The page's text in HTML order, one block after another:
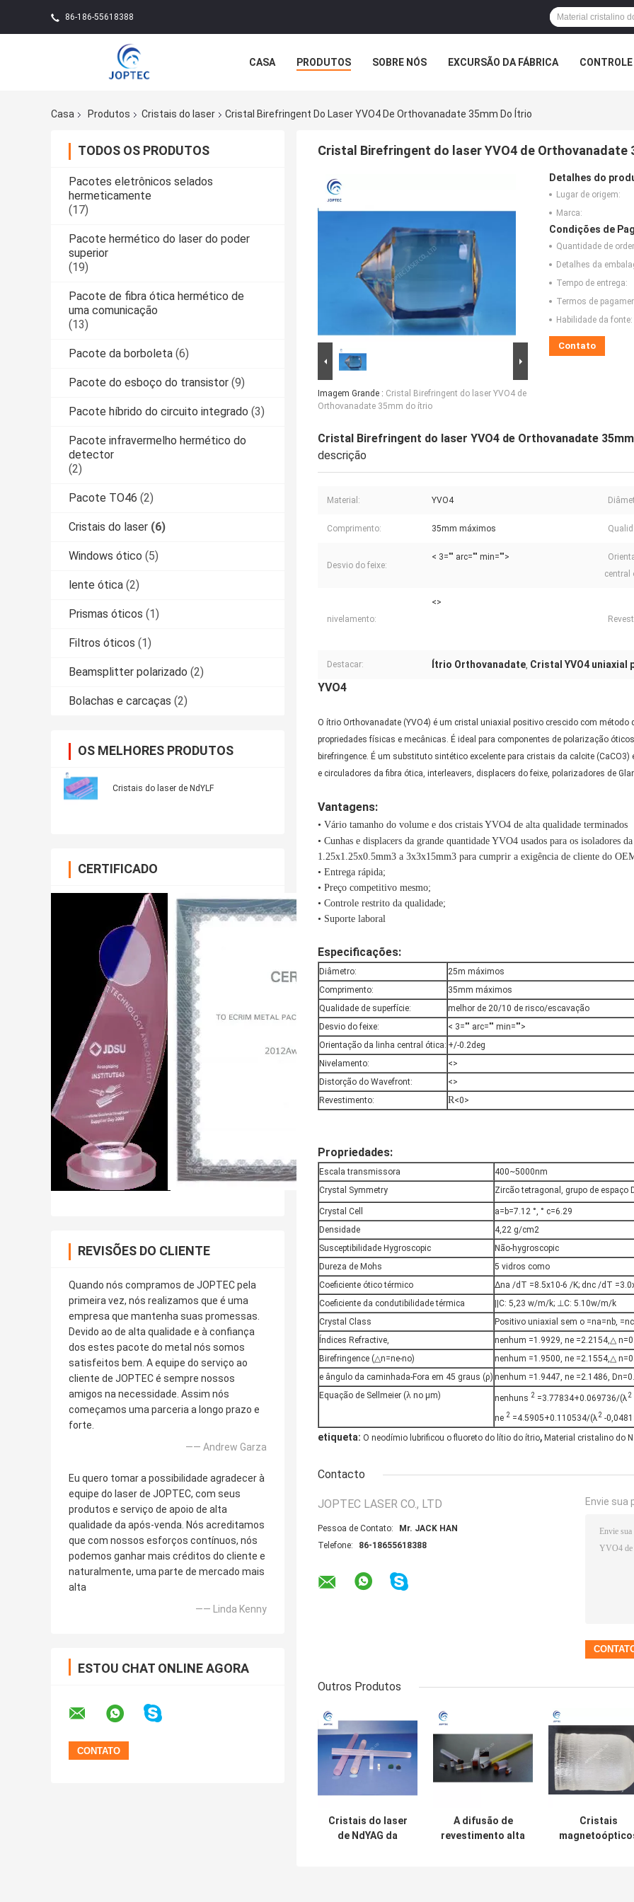
86-186-55618388
CASA PRODUTOS SOBRE NÓS EXCURSÃO DA FÁBRICA
Casa Produtos Cristais do laser Cristal Birefringent Do Laser YVO4 De Orthovanadate 35mm Do Ítrio
TODOS OS PRODUTOS
Pacotes eletrônicos selados
hermeticamente
(17)
Pacote hermético do laser do poder
superior
(19)
Pacote de fibra ótica hermético de
uma comunicação
(13)
Pacote da borboleta (6)
Pacote do esboço do transistor (9)
Pacote híbrido do circuito integrado (3)
Pacote infravermelho hermético do
detector
(2)
Pacote TO46 (2)
Cristais do laser (6)
Windows ótico (5)
lente ótica (2)
Prismas óticos (1)
Filtros óticos (1)
Beamsplitter polarizado (2)
Bolachas e carcaças (2)
OS MELHORES PRODUTOS
Cristais do laser de NdYLF
CERTIFICADO
REVISÕES DO CLIENTE
Quando nós compramos de JOPTEC pela
primeira vez, nós realizamos que é uma
empresa que mantenha suas promessas.
Devido ao de alta qualidade e à confiança
dos estes pacote do metal nós somos
satisfeitos bem. A equipe do serviço ao
cliente de JOPTEC é sempre nossos
amigos na necessidade. Assim nós
começamos uma parceria a longo prazo e
forte.
—— Andrew Garza
Eu quero tomar a possibilidade agradecer à
equipe do laser de JOPTEC, com seus
produtos e serviço de apoio de alta
qualidade da após-venda. Nós acreditamos
que com nossos esforços contínuos, nós
podemos ganhar mais créditos do cliente e
naturalmente, uma parte de mercado mais
alta
—— Linda Kenny
ESTOU CHAT ONLINE AGORA
Cristal Birefringent do laser YVO4 de Orthovanadate
Imagem Grande : Cristal Birefringent do laser YVO4 de
Orthovanadate 35mm do ítrio
Detalhes do
Lugar de origem:
Marca:
Condições de
Quantidade de
Detalhes da
Tempo de entrega:
Termos de
Habilidade da fonte:
Contato
Cristal Birefringent do laser YVO4 de Orthovanadate
descrição
Material: YVO4
Comprimento: 35mm máximos
Desvio do feixe:
< 3="" arc="" min="">
central
nivelamento:
<>
Destacar: Ítrio Orthovanadate, Cristal YVO4 uniaxial
YVO4
O ítrio Orthovanadate (YVO4) é um cristal uniaxial positivo crescido com método
propriedades físicas e mecânicas. É ideal para componentes de polarização
birefringence. É um substituto sintético excelente para cristais da calcite
e circuladores da fibra ótica, interleavers, displacers do feixe, polarizadores de
Vantagens:
• Vário tamanho do volume e dos cristais YVO4 de alta qualidade terminados
• Cunhas e displacers da grande quantidade YVO4 usados para os isoladores
1.25x1.25x0.5mm3 a 3x3x15mm3 para cumprir a exigência de cliente do
• Entrega rápida;
• Preço competitivo mesmo;
• Controle restrito da qualidade;
• Suporte laboral
Especificações:
Diâmetro:
25m máximos
Comprimento:
35mm máximos
Qualidade de superfície:
melhor de 20/10 de risco/escavação
Desvio do feixe:
< 3="" arc="" min="">
Orientação da linha central ótica: +/-0.2deg
Nivelamento:
<>
Distorção do Wavefront:
<>
Revestimento:
R<0>
Propriedades:
Escala transmissora
400~5000nm
Crystal Symmetry
Zircão tetragonal, grupo de espaço
Crystal Cell
a=b=7.12 °, ° c=6.29
Densidade
4,22 g/cm2
Susceptibilidade Hygroscopic
Não-hygroscopic
Dureza de Mohs
5 vidros como
Coeficiente ótico térmico
Δna /dT =8.5x10-6 /K; dnc /dT
Coeficiente da condutibilidade térmica
||C: 5,23 w/m/k; ⊥C: 5.10w/m/k
Crystal Class
Positivo uniaxial sem o =na=nb,
Índices Refractive,
nenhum =1.9929, ne =2.2154,△
Birefringence (△n=ne-no)
nenhum =1.9500, ne =2.1554,△
e ângulo da caminhada-Fora em 45 graus (ρ) nenhum =1.9447, ne =2.1486,
Equação de Sellmeier (λ no μm) nenhuns 2 =3.77834+0.069736/(λ2
ne 2 =4.5905+0.110534/(λ2 -
etiqueta: O neodímio lubrificou o fluoreto do lítio do ítrio, Material cristalino do
Contacto
JOPTEC LASER CO., LTD
Pessoa de Contato:
Mr. JACK HAN
Telefone:
86-18655618388
Envie sua
Outros Produtos
Cristais do laser
de NdYAG da
A difusão de
revestimento alta
Cristais